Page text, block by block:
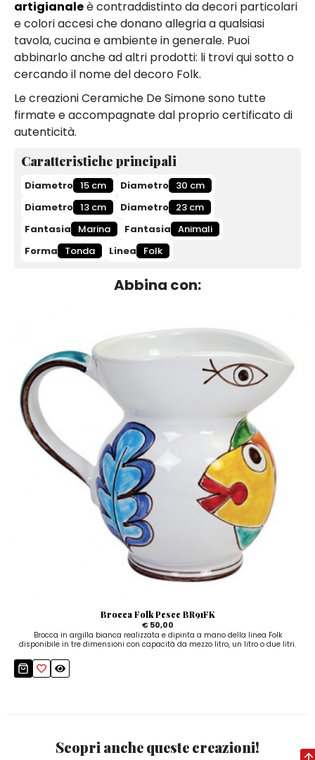
artigianaleè contraddistinto da decori particolari
e colori accesi che donano allegria a qualsiasi
tavola, cucina e ambiente in generale. Puoi
abbinarlo anche ad altri prodotti: li trovi qui sotto o
cercando il nome del decoro Folk.
Le creazioni Ceramiche De Simone sono tutte
firmate e accompagnate dal proprio certificato di
autenticità.
Caratteristiche principali
Diametro 15 cm Diametro 30 cm
Diametro 13 cm Diametro 23 cm
Fantasia
Marina Fantasia Animali
Forma
Tonda Linea Folk
Abbina con:
Brocca Folk Pesce BR91FK
€ 50,00
Brocca in argilla bianca realizzata e dipinta a mano della linea Folk
disponibile in tre dimensioni con capacità da mezzo litro, un litro o due litri.
Scopri anche queste creazioni!